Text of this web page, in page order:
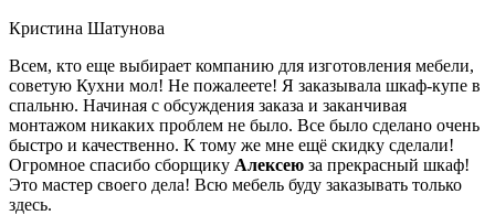
Кристина Шатунова
Всем, кто еще выбирает компанию для изготовления мебели,
советую Кухни мол! Не пожалеете! Я заказывала шкаф-купе в
спальню. Начиная с обсуждения заказа и заканчивая
монтажом никаких проблем не было. Все было сделано очень
быстро и качественно. К тому же мне ещё скидку сделали!
Огромное спасибо сборщику Алексею за прекрасный шкаф!
Это мастер своего дела! Всю мебель буду заказывать только
здесь.